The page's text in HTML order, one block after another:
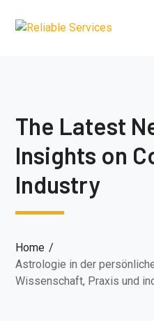
The Latest
Insights on
Industry
Home
Astrologie in der
Wissenschaft, Praxis und